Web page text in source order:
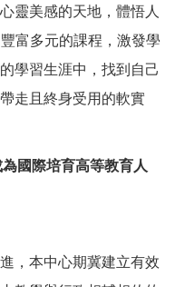
靈美感的天地，體悟人
富多元的課程，激發學
學習生涯中，找到自己
走且終身受用的軟實
國際培育高等教育人
，本中心期冀建立有效